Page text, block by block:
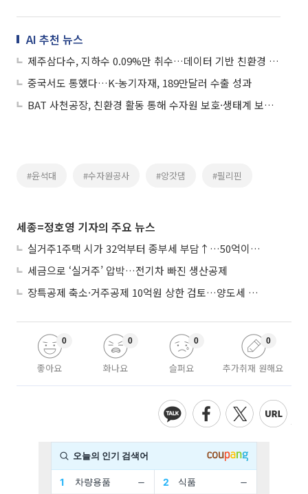
AI 추천 뉴스
제주삼다수, 지하수 0.09%만 취수…데이터 기반 친환경 관리 강화
중국서도 통했다…K-농기자재, 189만달러 수출 성과
BAT 사천공장, 친환경 활동 통해 수자원 보호·생태계 보전 앞장
#윤석대 #수자원공사 #앙갓댐 #필리핀
세종=정호영 기자의 주요 뉴스
실거주1주택 시가 32억부터 종부세 부담↑…50억이면 454→979만원
세금으로 ‘실거주’ 압박…전기차 빠진 생산공제
장특공제 축소·거주공제 10억원 상한 검토…양도세 실거주 중심 개편
좋아요
0
화나요
0
슬퍼요
0
추가취재 원해요
0